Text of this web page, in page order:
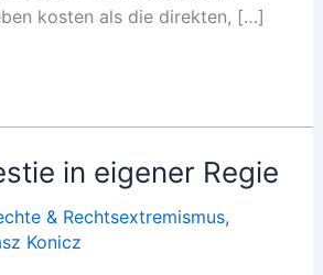
kosten als die direkten, […]
in eigener Regie
& Rechtsextremismus,
Konicz